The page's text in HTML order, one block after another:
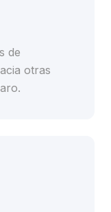
de
otras